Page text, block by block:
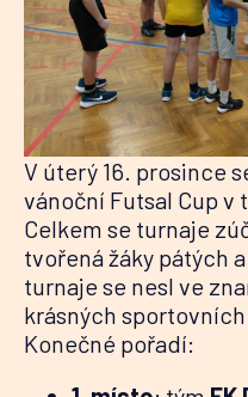
V úterý 16. prosince
vánoční Futsal Cup v
Celkem se turnaje
tvořená žáky pátých
turnaje se nesl ve
krásných
Konečné pořadí: